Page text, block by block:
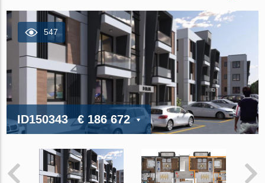
547
ID150343 € 186 672